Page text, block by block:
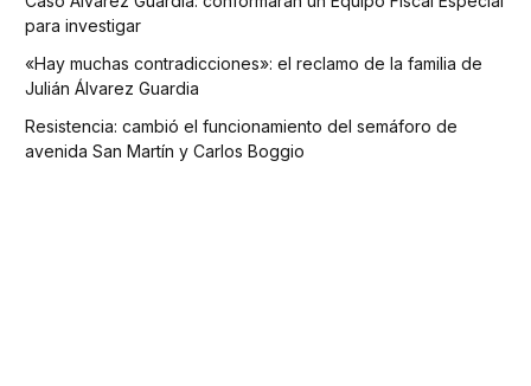
para investigar
«Hay muchas contradicciones»: el reclamo de la familia de
Julián Álvarez Guardia
Resistencia: cambió el funcionamiento del semáforo de
avenida San Martín y Carlos Boggio